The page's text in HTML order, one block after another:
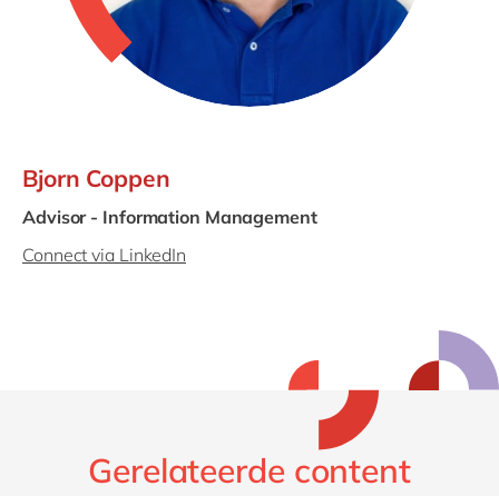
Bjorn Coppen
Advisor - Information Management
Connect via LinkedIn
Gerelateerde content